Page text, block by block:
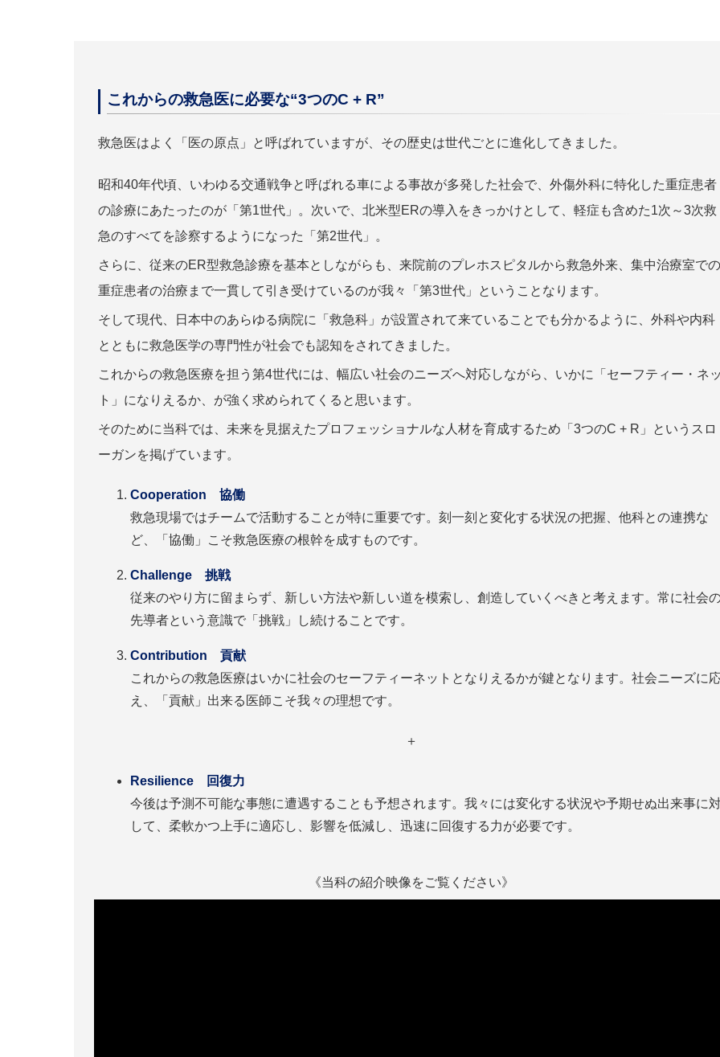
これからの救急医に必要な“3つのC + R”
救急医はよく「医の原点」と呼ばれていますが、その歴史は世代ごとに進化してきました。
昭和40年代頃、いわゆる交通戦争と呼ばれる車による事故が多発した社会で、外傷外科に特化した重症患者
の診療にあたったのが「第1世代」。次いで、北米型ERの導入をきっかけとして、軽症も含めた1次～3次救
急のすべてを診察するようになった「第2世代」。
さらに、従来のER型救急診療を基本としながらも、来院前のプレホスピタルから救急外来、集中治療室での
重症患者の治療まで一貫して引き受けているのが我々「第3世代」ということなります。
そして現代、日本中のあらゆる病院に「救急科」が設置されて来ていることでも分かるように、外科や内科
とともに救急医学の専門性が社会でも認知をされてきました。
これからの救急医療を担う第4世代には、幅広い社会のニーズへ対応しながら、いかに「セーフティー・ネ
ト」になりえるか、が強く求められてくると思います。
そのために当科では、未来を見据えたプロフェッショナルな人材を育成するため「3つのC + R」というスロ
ーガンを掲げています。
Cooperation 協働
救急現場ではチームで活動することが特に重要です。刻一刻と変化する状況の把握、他科との連携な
ど、「協働」こそ救急医療の根幹を成すものです。
Challenge 挑戦
従来のやり方に留まらず、新しい方法や新しい道を模索し、創造していくべきと考えます。常に社会
先導者という意識で「挑戦」し続けることです。
Contribution 貢献
これからの救急医療はいかに社会のセーフティーネットとなりえるかが鍵となります。社会ニーズに
え、「貢献」出来る医師こそ我々の理想です。
＋
Resilience 回復力
今後は予測不可能な事態に遭遇することも予想されます。我々には変化する状況や予期せぬ出来事に
して、柔軟かつ上手に適応し、影響を低減し、迅速に回復する力が必要です。
《当科の紹介映像をご覧ください》